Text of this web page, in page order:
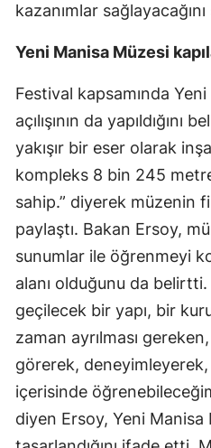
kazanımlar
Yeni Manisa Müzesi
Festival kapsamında
açılışının da yapıldığını
yakışır bir eser olarak
kompleks 8 bin 245
sahip.” diyerek müzenin
paylaştı. Bakan Ersoy,
sunumlar ile öğrenmeyi
alanı olduğunu da belirtti.
geçilecek bir yapı, bir
zaman ayrılması
görerek,
içerisinde
diyen Ersoy, Yeni Manisa